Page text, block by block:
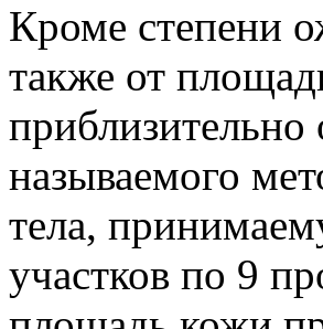
Кроме степени
также от
называемого
тела,
участков по 9